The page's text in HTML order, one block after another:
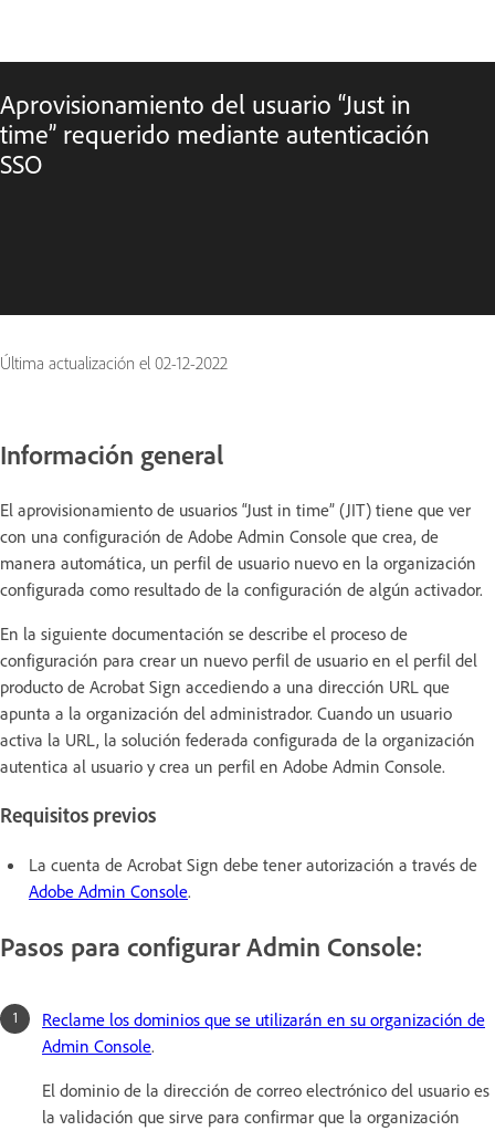
Aprovisionamiento del usuario “Just in
time” requerido mediante autenticación
SSO
Última actualización el 02-12-2022
Información general
El aprovisionamiento de usuarios “Just in time” (JIT) tiene que ver
con una configuración de Adobe Admin Console que crea, de
manera automática, un perfil de usuario nuevo en la organización
configurada como resultado de la configuración de algún activador.
En la siguiente documentación se describe el proceso de
configuración para crear un nuevo perfil de usuario en el perfil del
producto de Acrobat Sign accediendo a una dirección URL que
apunta a la organización del administrador. Cuando un usuario
activa la URL, la solución federada configurada de la organización
autentica al usuario y crea un perfil en Adobe Admin Console.
Requisitos previos
La cuenta de Acrobat Sign debe tener autorización a través de
Adobe Admin Console.
Pasos para configurar Admin Console:
Reclame los dominios que se utilizarán en su organización de
Admin Console.
El dominio de la dirección de correo electrónico del usuario es
la validación que sirve para confirmar que la organización